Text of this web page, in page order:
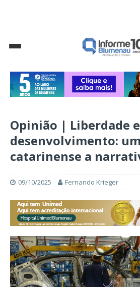
Opinião | Liberdade
desenvolvimento:
catarinense a
09/10/2025 Fernando Krieger